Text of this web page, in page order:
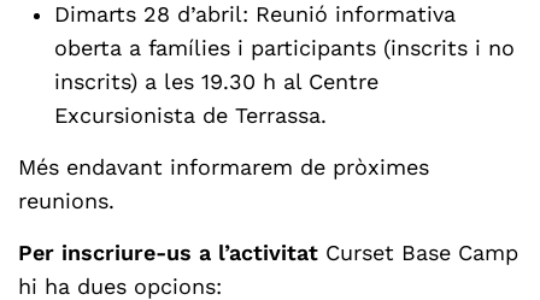
Dimarts 28 d’abril: Reunió informativa
oberta a famílies i participants (inscrits i no
inscrits) a les 19.30 h al Centre
Excursionista de Terrassa.
Més endavant informarem de pròximes
reunions.
Per inscriure-us a l’activitat Curset Base Camp
hi ha dues opcions: